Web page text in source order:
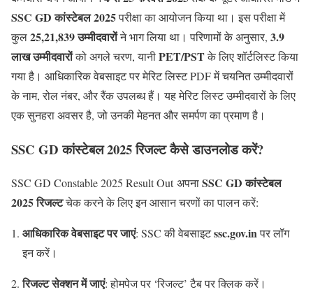
SSC GD कांस्टेबल 2025परीक्षा का आयोजन किया था। इस परीक्षा में
कुल25,21,839 उम्मीदवारोंने भाग लिया था। परिणामों के अनुसार, 3.9
लाख उम्मीदवारोंको अगले चरण, यानीPET/PSTके लिए शॉर्टलिस्ट किया
गया है। आधिकारिक वेबसाइट पर मेरिट लिस्ट PDF में चयनित उम्मीदवारों
के नाम, रोल नंबर, और रैंक उपलब्ध हैं। यह मेरिट लिस्ट उम्मीदवारों के लिए
एक सुनहरा अवसर है, जो उनकी मेहनत और समर्पण का प्रमाण है।
SSC GD कांस्टेबल 2025 रिजल्ट कैसे डाउनलोड करें?
SSC GD Constable 2025 Result Out अपनाSSC GD कांस्टेबल
2025 रिजल्टचेक करने के लिए इन आसान चरणों का पालन करें:
आधिकारिक वेबसाइट पर जाएं: SSC की वेबसाइटssc.gov.inपर लॉग
इन करें।
रिजल्ट सेक्शन में जाएं: होमपेज पर ‘रिजल्ट’ टैब पर क्लिक करें।